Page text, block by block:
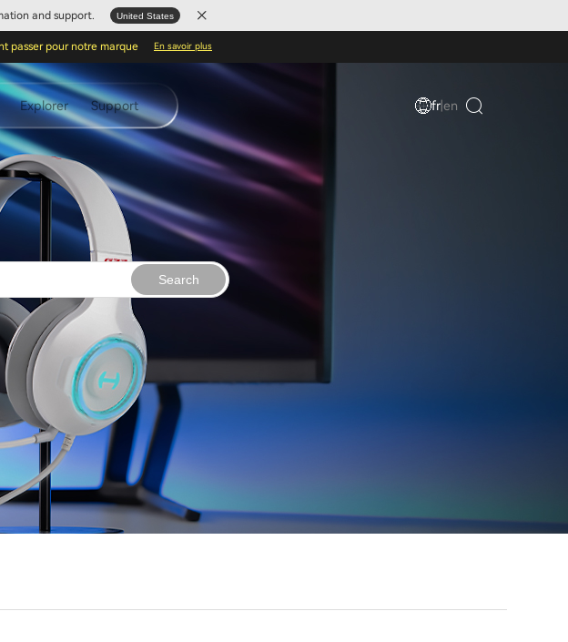
and support. United States
passer pour notre marque En savoir plus
Explorer Support fr|en
Search